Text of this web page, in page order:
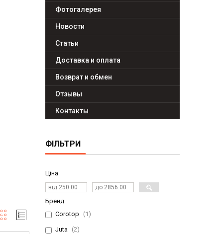
Фотогалерея
Новости
Статьи
Доставка и оплата
Возврат и обмен
Отзывы
Контакты
ФІЛЬТРИ
Ціна
Бренд
Corotop
1
Juta 2